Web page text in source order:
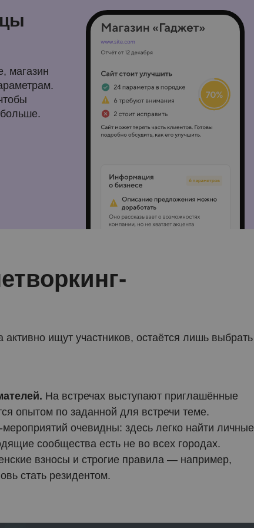
магазин
ищут участников, остаётся лишь выбрать
На встречах выступают приглашённые
опытом по заданной для встречи теме.
очевидны: здесь легко найти личные
сообщества есть не во всех городах.
взносы и строгие правила — например,
стать резидентом.